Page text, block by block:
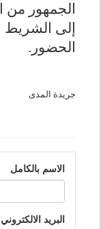
الجمهور من
إلى الشريط
الحضور .
جريدة المدى
الاسم بالكامل
البريد الالكتروني